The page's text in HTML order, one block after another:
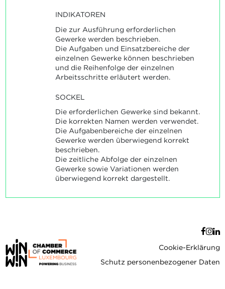
INDIKATOREN
Die zur Ausführung erforderlichen
Gewerke werden beschrieben.
Die Aufgaben und Einsatzbereiche der
einzelnen Gewerke können beschrieben
und die Reihenfolge der einzelnen
Arbeitsschritte erläutert werden.
SOCKEL
Die erforderlichen Gewerke sind bekannt.
Die korrekten Namen werden verwendet.
Die Aufgabenbereiche der einzelnen
Gewerke werden überwiegend korrekt
beschrieben.
Die zeitliche Abfolge der einzelnen
Gewerke sowie Variationen werden
überwiegend korrekt dargestellt.
Cookie-Erklärung
Schutz personenbezogener Daten